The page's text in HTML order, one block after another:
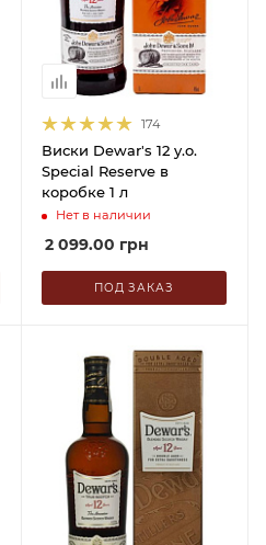
174
Виски Dewar's 12 y.o.
Special Reserve в
коробке 1 л
Нет в наличии
2 099.00 грн
ПОД ЗАКАЗ